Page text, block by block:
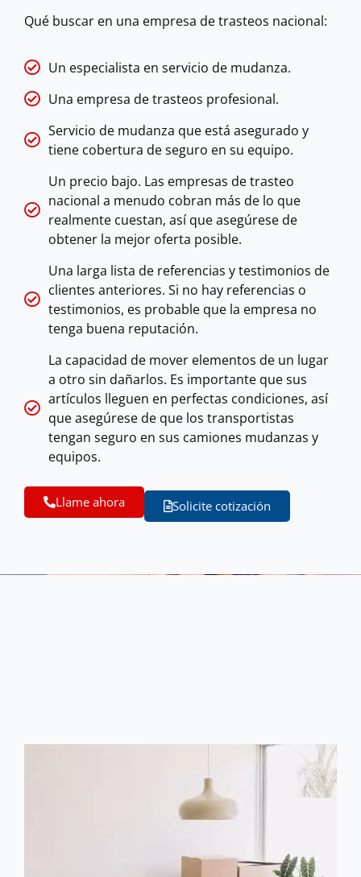
Qué buscar en una empresa de trasteos nacional:
Un especialista en servicio de mudanza.
Una empresa de trasteos profesional.
Servicio de mudanza que está asegurado y
tiene cobertura de seguro en su equipo.
Un precio bajo. Las empresas de trasteo
nacional a menudo cobran más de lo que
realmente cuestan, así que asegúrese de
obtener la mejor oferta posible.
Una larga lista de referencias y testimonios de
clientes anteriores. Si no hay referencias o
testimonios, es probable que la empresa no
tenga buena reputación.
La capacidad de mover elementos de un lugar
a otro sin dañarlos. Es importante que sus
artículos lleguen en perfectas condiciones, así
que asegúrese de que los transportistas
tengan seguro en sus camiones mudanzas y
equipos.
Llame ahora Solicite cotización